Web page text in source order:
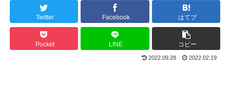
Twitter Facebook はてブ
Pocket LINE コピー
2022.09.28 2022.02.19